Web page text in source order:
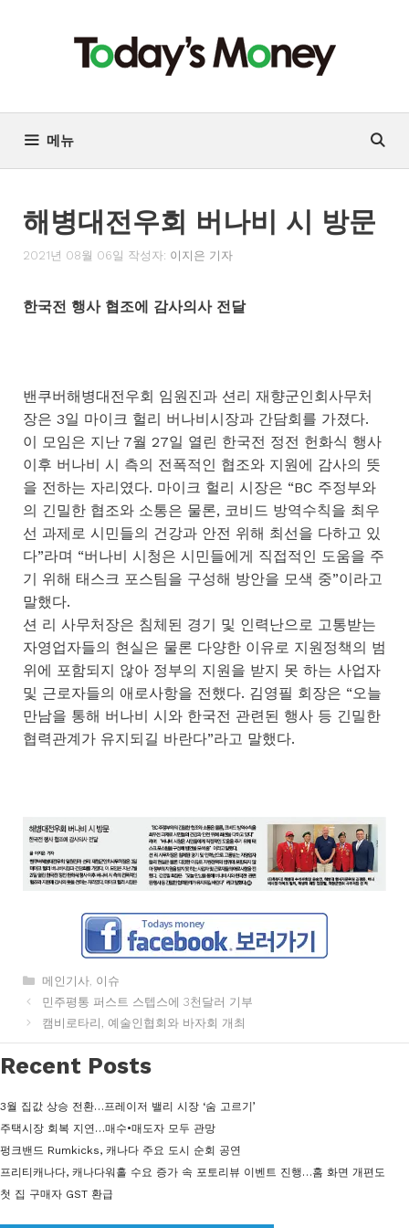
기
메뉴
해병대전우회 버나비 시 방문
2021년 08월 06일 작성자: 이지은 기자
한국전 행사 협조에 감사의사 전달
밴쿠버해병대전우회 임원진과 션리 재향군인회사무처
장은 3일 마이크 헐리 버나비시장과 간담회를 가졌다.
이 모임은 지난 7월 27일 열린 한국전 정전 헌화식 행사
이후 버나비 시 측의 전폭적인 협조와 지원에 감사의 뜻
을 전하는 자리였다. 마이크 헐리 시장은 “BC 주정부와
의 긴밀한 협조와 소통은 물론, 코비드 방역수칙을 최우
선 과제로 시민들의 건강과 안전 위해 최선을 다하고 있
다”라며 “버나비 시청은 시민들에게 직접적인 도움을 주
기 위해 태스크 포스팀을 구성해 방안을 모색 중”이라고
말했다.
션 리 사무처장은 침체된 경기 및 인력난으로 고통받는
자영업자들의 현실은 물론 다양한 이유로 지원정책의 범
위에 포함되지 않아 정부의 지원을 받지 못 하는 사업자
및 근로자들의 애로사항을 전했다. 김영필 회장은 “오늘
만남을 통해 버나비 시와 한국전 관련된 행사 등 긴밀한
협력관계가 유지되길 바란다”라고 말했다.
카
테
리
메인기사, 이슈
민주평통 퍼스트 스텝스에 3천달러 기부
캠비로타리, 예술인협회와 바자회 개최
Recent Posts
3월 집값 상승 전환…프레이저 밸리 시장 ‘숨 고르기’
주택시장 회복 지연…매수•매도자 모두 관망
펑크밴드 Rumkicks, 캐나다 주요 도시 순회 공연
프리티캐나다, 캐나다워홀 수요 증가 속 포토리뷰 이벤트 진행…홈 화면 개편도
첫 집 구매자 GST 환급